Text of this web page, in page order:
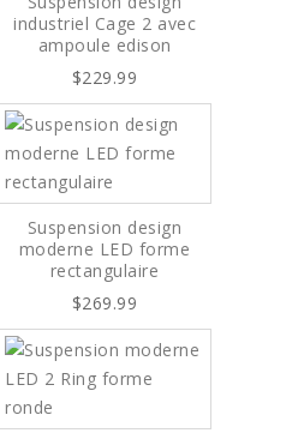
industriel Cage 2 avec
ampoule edison
$229.99
Suspension design
moderne LED forme
rectangulaire
$269.99